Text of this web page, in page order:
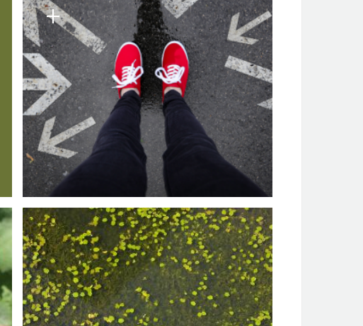
Mobigo
Mobigo: all the information you need
to get around Burgundy!
Mobigo lets you plan your journeys in Burgundy
using public and alternative transport (train, bus,
tram, coach, bike, car-sharing, etc.).
Telephone: 00 33 (0)3 80 11 29 29 (Monday to
Saturday, 7am to 8pm)
APP MOBIGO available on Apple Store or Google
Play.
Bus - regular services
Timetable from 1st September 2024